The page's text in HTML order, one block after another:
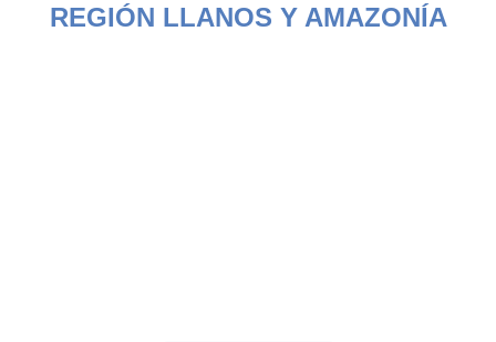
REGIÓN LLANOS Y AMAZONÍA